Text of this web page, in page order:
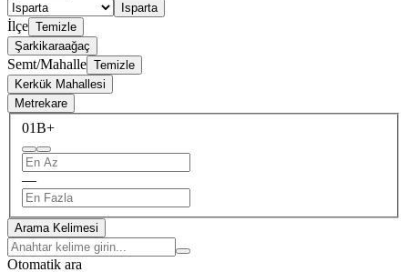
Isparta
İlçe Temizle
Şarkikaraağaç
Semt/Mahalle Temizle
Kerkük Mahallesi
Metrekare
01B+
—
Arama Kelimesi
Otomatik ara